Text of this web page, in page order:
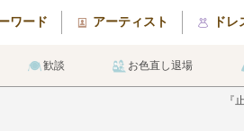
ワード アーティスト ドレ
歓談 お色直し退場
『